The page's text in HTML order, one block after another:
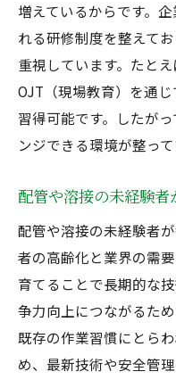
経験者が語る
配管溶接経験
配管や溶接の募集
未経験から配
法
道
経験者は配管
か
配管溶接の募
配管や溶接経
由
キャリアアッ
増えているからです。
れる研修制度を整えて
重視しています。たと
OJT（現場教育）を通
習得可能です。したが
ンジできる環境が整って
配管や溶接の未経験
配管や溶接の未経験者
者の高齢化と業界の需
育てることで長期的な
争力向上につながるた
既存の作業習慣にとら
め、最新技術や安全管